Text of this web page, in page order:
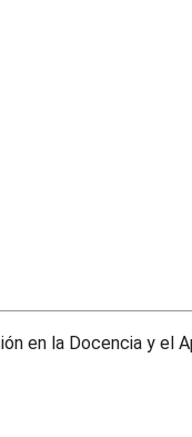
en la Docencia y el